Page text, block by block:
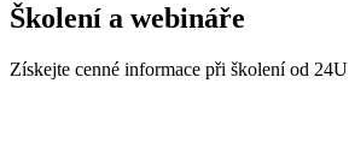
Školení a webináře
Získejte cenné informace při školení od 24U